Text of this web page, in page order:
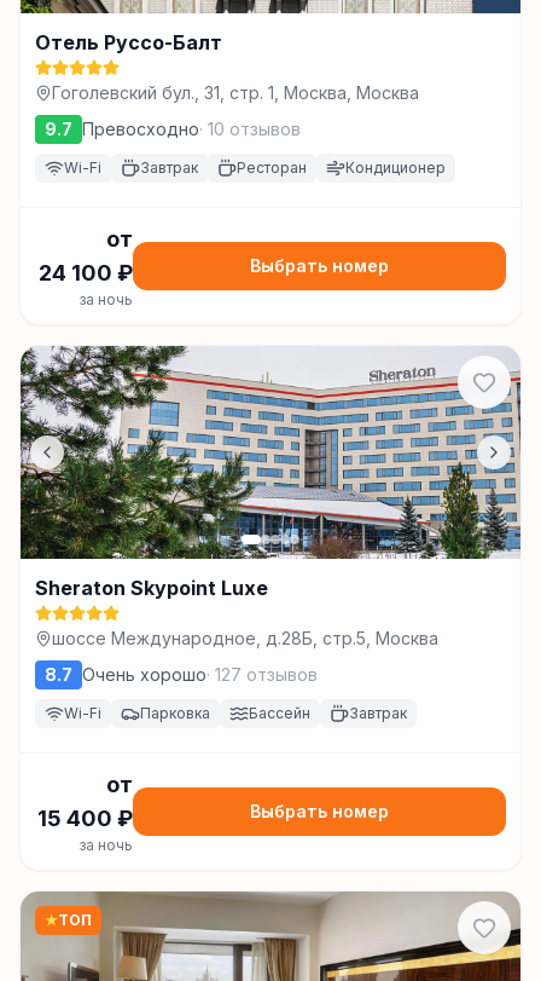
Отель Руссо-Балт
Гоголевский бул., 31, стр. 1, Москва, Москва
9.7 Превосходно· 10 отзывов
Wi-Fi Завтрак Ресторан Кондиционер
от
24 100 ₽
за ночь
Выбрать номер
Sheraton Skypoint Luxe
шоссе Международное, д.28Б, стр.5, Москва
8.7 Очень хорошо· 127 отзывов
Wi-Fi Парковка Бассейн Завтрак
от
15 400 ₽
за ночь
Выбрать номер
★ТОП